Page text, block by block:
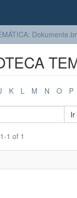
Dokumente.br
K L M N O P
Ir
1 of 1